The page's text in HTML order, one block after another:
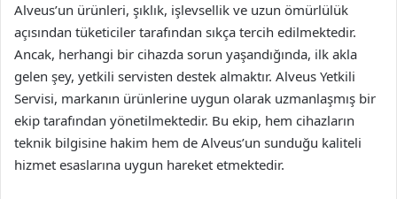
Alveus’un ürünleri, şıklık, işlevsellik ve uzun ömürlülük
açısından tüketiciler tarafından sıkça tercih edilmektedir.
Ancak, herhangi bir cihazda sorun yaşandığında, ilk akla
gelen şey, yetkili servisten destek almaktır. Alveus Yetkili
Servisi, markanın ürünlerine uygun olarak uzmanlaşmış bir
ekip tarafından yönetilmektedir. Bu ekip, hem cihazların
teknik bilgisine hakim hem de Alveus’un sunduğu kaliteli
hizmet esaslarına uygun hareket etmektedir.